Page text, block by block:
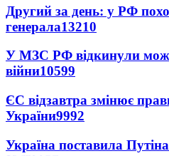
Другий за день: у РФ
генерала13210
У МЗС РФ відкинули
війни10599
ЄС відзавтра змінює
України9992
Україна поставила